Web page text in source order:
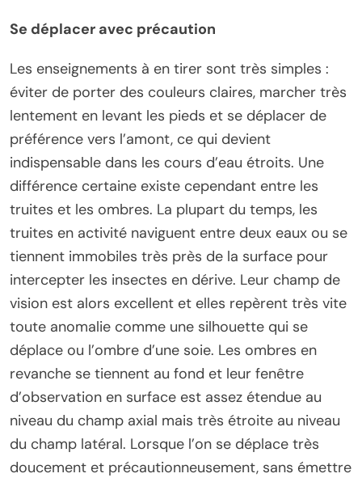
Se déplacer avec précaution
Les enseignements à en tirer sont très simples :
éviter de porter des couleurs claires, marcher très
lentement en levant les pieds et se déplacer de
préférence vers l’amont, ce qui devient
indispensable dans les cours d’eau étroits. Une
différence certaine existe cependant entre les
truites et les ombres. La plupart du temps, les
truites en activité naviguent entre deux eaux ou se
tiennent immobiles très près de la surface pour
intercepter les insectes en dérive. Leur champ de
vision est alors excellent et elles repèrent très vite
toute anomalie comme une silhouette qui se
déplace ou l’ombre d’une soie. Les ombres en
revanche se tiennent au fond et leur fenêtre
d’observation en surface est assez étendue au
niveau du champ axial mais très étroite au niveau
du champ latéral. Lorsque l’on se déplace très
doucement et précautionneusement, sans émettre